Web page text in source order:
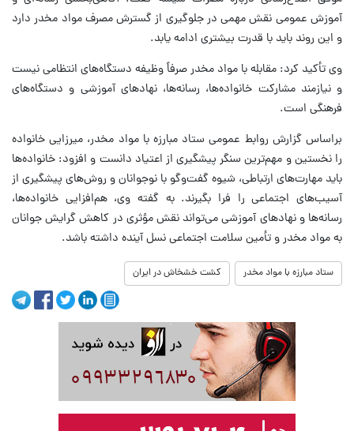
آموزش عمومی نقش مهمی در جلوگیری از گسترش مصرف مواد مخدر دارد
و این روند باید با قدرت بیشتری ادامه یابد.
وی تأکید کرد: مقابله با مواد مخدر صرفاً وظیفه دستگاه‌های انتظامی نیست
و نیازمند مشارکت خانواده‌ها، رسانه‌ها، نهادهای آموزشی و دستگاه‌های
فرهنگی است.
براساس گزارش روابط عمومی ستاد مبارزه با مواد مخدر، میرزایی خانواده
را نخستین و مهم‌ترین سنگر پیشگیری از اعتیاد دانست و افزود: خانواده‌ها
باید مهارت‌های ارتباطی، شیوه گفت‌وگو با نوجوانان و روش‌های پیشگیری از
آسیب‌های اجتماعی را فرا بگیرند. به گفته وی، هم‌افزایی خانواده‌ها،
رسانه‌ها و نهادهای آموزشی می‌تواند نقش مؤثری در کاهش گرایش جوانان
به مواد مخدر و تأمین سلامت اجتماعی نسل آینده داشته باشد.
ستاد مبارزه با مواد مخدر کشت خشخاش در ایران